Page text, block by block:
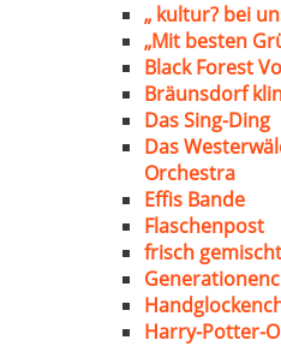
„ kultur? bei
„Mit besten
Black Forest
Bräunsdorf
Das Sing-Ding
Das
Orchestra
Effis Bande
Flaschenpost
frisch
Harry-Potter-